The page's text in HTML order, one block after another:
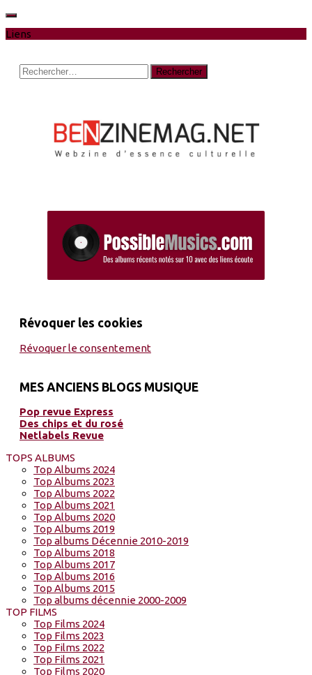
Liens
Rechercher :
Révoquer les cookies
Révoquer le consentement
MES ANCIENS BLOGS MUSIQUE
Pop revue Express
Des chips et du rosé
Netlabels Revue
TOPS ALBUMS
Top Albums 2024
Top Albums 2023
Top Albums 2022
Top Albums 2021
Top Albums 2020
Top Albums 2019
Top albums Décennie 2010-2019
Top Albums 2018
Top Albums 2017
Top Albums 2016
Top Albums 2015
Top albums décennie 2000-2009
TOP FILMS
Top Films 2024
Top Films 2023
Top Films 2022
Top Films 2021
Top Films 2020